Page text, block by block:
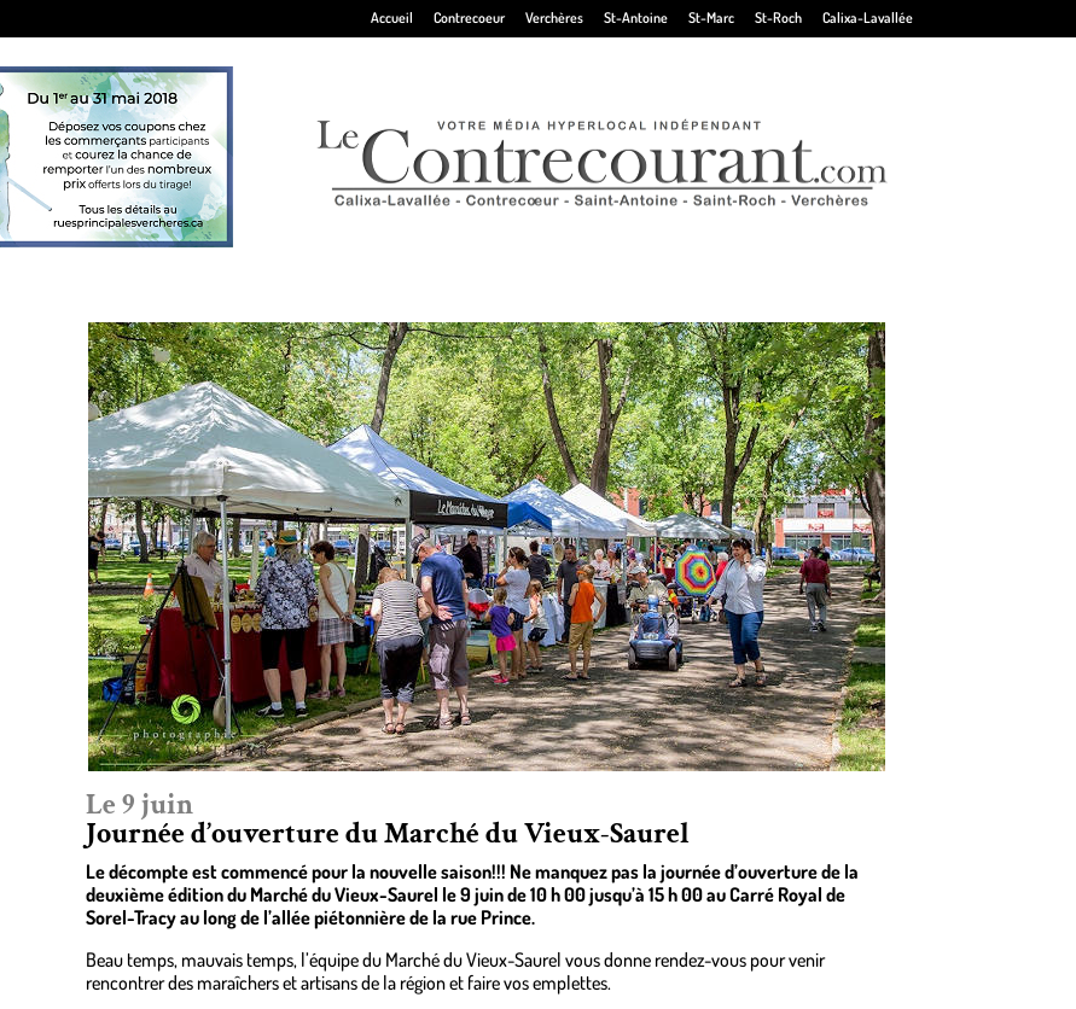
Accueil Contrecoeur Verchères St-Antoine St-Marc St-Roch Calixa-Lavallée
Le 9 juin
Journée d’ouverture du Marché du Vieux-Saurel
Le décompte est commencé pour la nouvelle saison!!! Ne manquez pas la journée d’ouverture de la
deuxième édition du Marché du Vieux-Saurel le 9 juin de 10 h 00 jusqu’à 15 h 00 au Carré Royal de
Sorel-Tracy au long de l’allée piétonnière de la rue Prince.
Beau temps, mauvais temps, l’équipe du Marché du Vieux-Saurel vous donne rendez-vous pour venir
rencontrer des maraîchers et artisans de la région et faire vos emplettes.